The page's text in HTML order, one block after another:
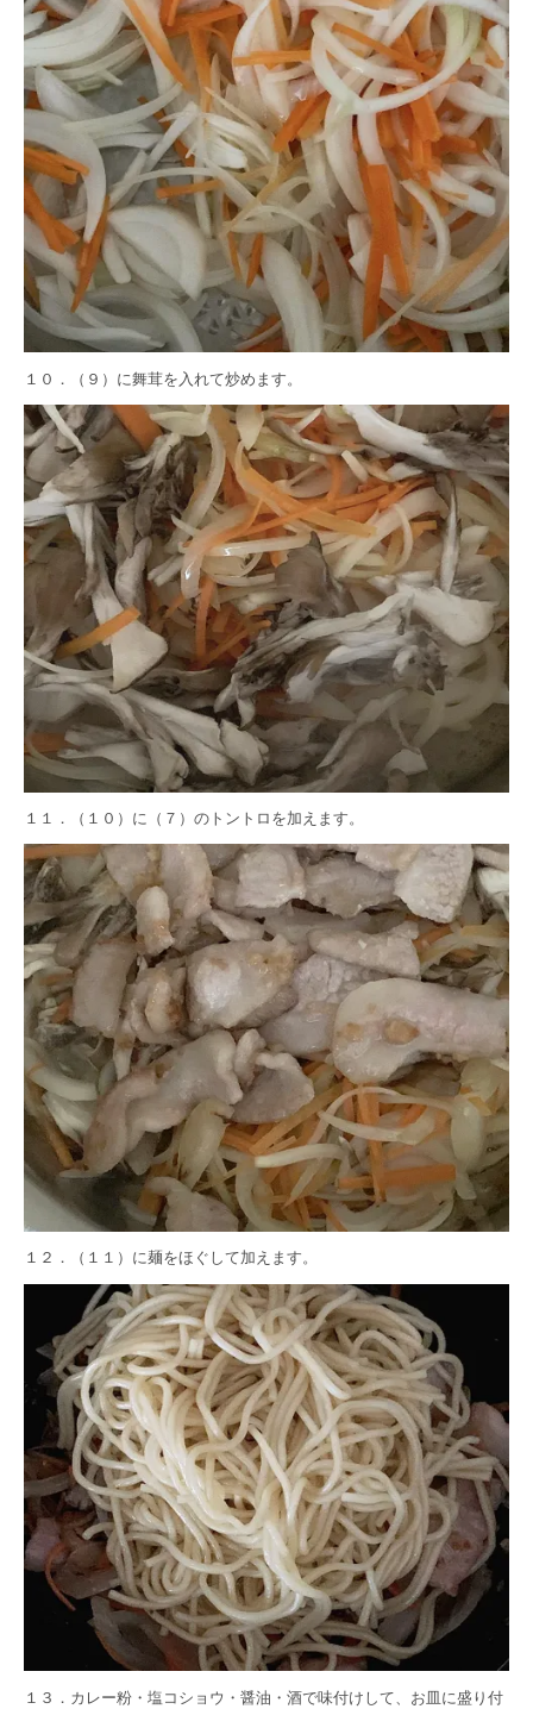
１０．（９）に舞茸を入れて炒めます。
１１．（１０）に（７）のトントロを加えます。
１２．（１１）に麺をほぐして加えます。
１３．カレー粉・塩コショウ・醤油・酒で味付けして、お皿に盛り付